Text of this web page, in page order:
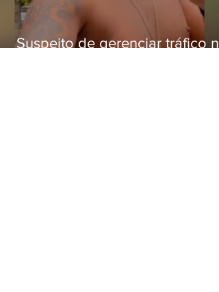
Suspeito de gerenciar tráfico na